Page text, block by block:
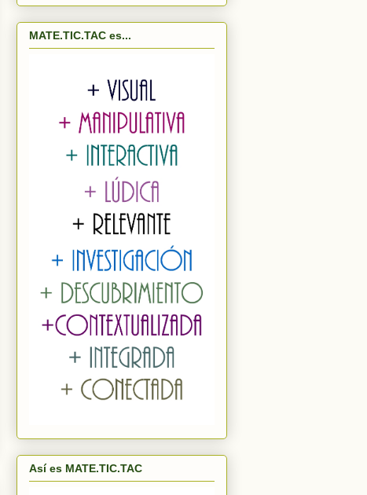
MATE.TIC.TAC es...
Así es MATE.TIC.TAC